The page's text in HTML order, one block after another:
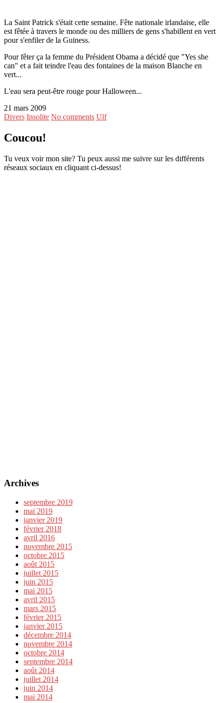
La Saint Patrick s'était cette semaine. Fête nationale irlandaise, elle
est fêtée à travers le monde ou des milliers de gens s'habillent en vert
pour s'enfiler de la Guiness.
Pour fêter ça la femme du Président Obama a décidé que "Yes she
can" et a fait teindre l'eau des fontaines de la maison Blanche en
vert...
L'eau sera peut-être rouge pour Halloween...
21 mars 2009
Divers Insolite No comments Ulf
Coucou!
Tu veux voir mon site? Tu peux aussi me suivre sur les différents
réseaux sociaux en cliquant ci-dessus!
Archives
septembre 2019
mai 2019
janvier 2019
février 2018
avril 2016
novembre 2015
octobre 2015
août 2015
juillet 2015
juin 2015
mai 2015
avril 2015
mars 2015
février 2015
janvier 2015
décembre 2014
novembre 2014
octobre 2014
septembre 2014
août 2014
juillet 2014
juin 2014
mai 2014